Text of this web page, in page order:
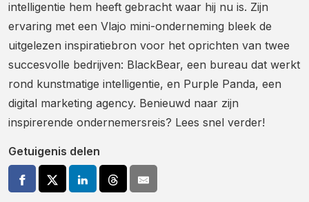
intelligentie hem heeft gebracht waar hij nu is. Zijn
ervaring met een Vlajo mini-onderneming bleek de
uitgelezen inspiratiebron voor het oprichten van twee
succesvolle bedrijven: BlackBear, een bureau dat werkt
rond kunstmatige intelligentie, en Purple Panda, een
digital marketing agency. Benieuwd naar zijn
inspirerende ondernemersreis? Lees snel verder!
Getuigenis delen